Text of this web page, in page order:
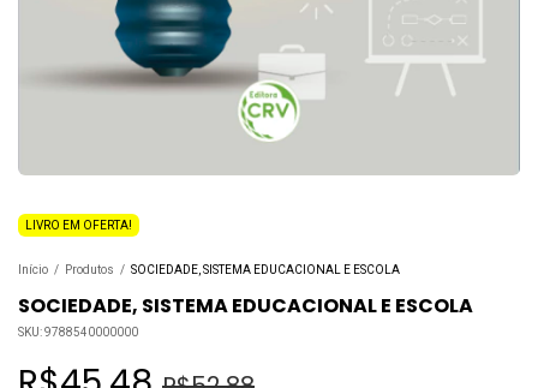
LIVRO EM OFERTA!
Início / Produtos / SOCIEDADE, SISTEMA EDUCACIONAL E ESCOLA
SOCIEDADE, SISTEMA EDUCACIONAL E ESCOLA
SKU:9788540000000